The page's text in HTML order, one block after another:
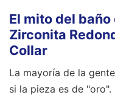
El mito del
Zirconita
Collar
La mayoría de la
si la pieza es de